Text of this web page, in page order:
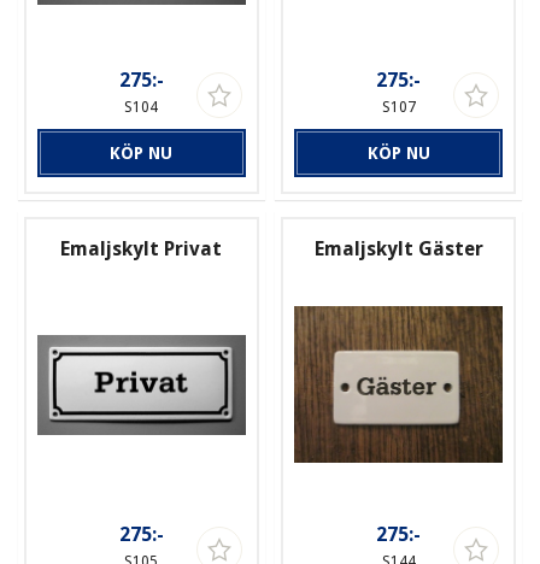
275:-
S104
KÖP NU
275:-
S107
KÖP NU
Emaljskylt Privat
275:-
Emaljskylt Gäster
275:-